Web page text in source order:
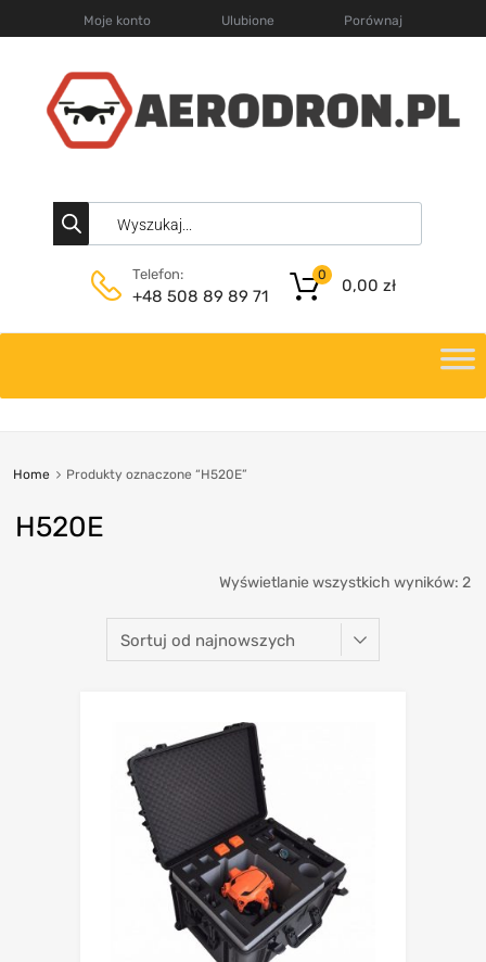
Moje konto Ulubione Porównaj
Telefon:
+48 508 89 89 71
0,00 zł
0
Home Produkty oznaczone “H520E”
H520E
Wyświetlanie wszystkich wyników: 2